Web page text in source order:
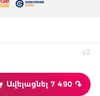
Ավելացնել 7 490 ֏
v2